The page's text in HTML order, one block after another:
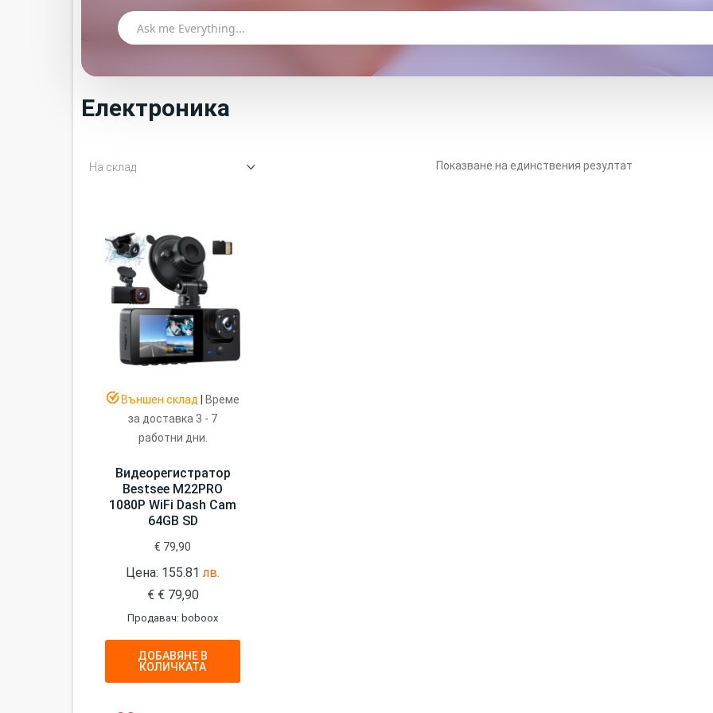
Електроника
Показване на единствения резултат
Външен склад
Време
за доставка 3 - 7
работни дни.
Видеорегистратор
Bestsee M22PRO
1080P WiFi Dash Cam
64GB SD
€ 79,90
Цена: 155.81 лв.
€ €79,90
Продавач: boboox
ДОБАВЯНЕ В
КОЛИЧКАТА